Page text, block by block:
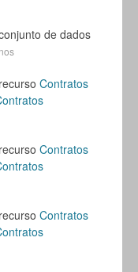
de dados
Contratos
Contratos
Contratos